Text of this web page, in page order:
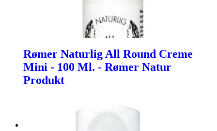
Rømer Naturlig All Round Creme
Mini - 100 Ml. - Rømer Natur
Produkt